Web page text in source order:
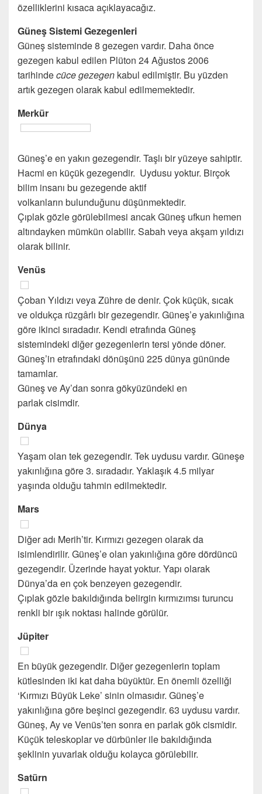
özelliklerini kısaca açıklayacağız.
Güneş Sistemi Gezegenleri
Güneş sisteminde 8 gezegen vardır. Daha önce
gezegen kabul edilen Plüton 24 Ağustos 2006
tarihindecüce gezegen kabul edilmiştir. Bu yüzden
artık gezegen olarak kabul edilmemektedir.
Merkür
Güneş’e en yakın gezegendir. Taşlı bir yüzeye sahiptir.
Hacmi en küçük gezegendir. Uydusu yoktur. Birçok
bilim insanı bu gezegende aktif
volkanların bulunduğunu düşünmektedir.
Çıplak gözle görülebilmesi ancak Güneş ufkun hemen
altındayken mümkün olabilir. Sabah veya akşam yıldızı
olarak bilinir.
Venüs
Çoban Yıldızı veya Zühre de denir. Çok küçük, sıcak
ve oldukça rüzgârlı bir gezegendir. Güneş’e yakınlığına
göre ikinci sıradadır. Kendi etrafında Güneş
sistemindeki diğer gezegenlerin tersi yönde döner.
Güneş’in etrafındaki dönüşünü 225 dünya gününde
tamamlar.
Güneş ve Ay’dan sonra gökyüzündeki en
parlak cisimdir.
Dünya
Yaşam olan tek gezegendir. Tek uydusu vardır. Güneşe
yakınlığına göre 3. sıradadır. Yaklaşık 4.5 milyar
yaşında olduğu tahmin edilmektedir.
Mars
Diğer adı Merih’tir. Kırmızı gezegen olarak da
isimlendirilir. Güneş’e olan yakınlığına göre dördüncü
gezegendir. Üzerinde hayat yoktur. Yapı olarak
Dünya’da en çok benzeyen gezegendir.
Çıplak gözle bakıldığında belirgin kırmızımsı turuncu
renkli bir ışık noktası halinde görülür.
Jüpiter
En büyük gezegendir. Diğer gezegenlerin toplam
kütlesinden iki kat daha büyüktür. En önemli özelliği
‘Kırmızı Büyük Leke’ sinin olmasıdır. Güneş’e
yakınlığına göre beşinci gezegendir. 63 uydusu vardır.
Güneş, Ay ve Venüs’ten sonra en parlak gök cismidir.
Küçük teleskoplar ve dürbünler ile bakıldığında
şeklinin yuvarlak olduğu kolayca görülebilir.
Satürn